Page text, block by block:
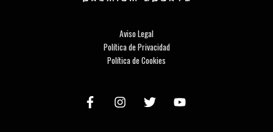
Aviso Legal
Política de Privacidad
Política de Cookies